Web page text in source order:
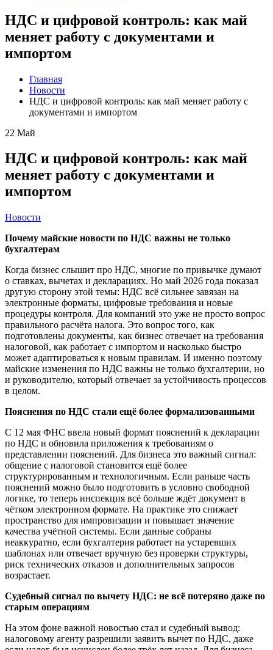
НДС и цифровой контроль: как май
меняет работу с документами и
импортом
Главная
Новости
НДС и цифровой контроль: как май меняет работу с
документами и импортом
22 Май
НДС и цифровой контроль: как май
меняет работу с документами и
импортом
Новости
Почему майские новости по НДС важны не только
бухгалтерам
Когда бизнес слышит про НДС, многие по привычке думают
о ставках, вычетах и декларациях. Но май 2026 года показал
другую сторону этой темы: НДС всё сильнее завязан на
электронные форматы, цифровые требования и новые
процедуры контроля. Для компаний это уже не просто вопрос
правильного расчёта налога. Это вопрос того, как
подготовлены документы, как бизнес отвечает на требования
налоговой, как работает с импортом и насколько быстро
может адаптироваться к новым правилам. И именно поэтому
майские изменения по НДС важны не только бухгалтерии, но
и руководителю, который отвечает за устойчивость процессов
в целом.
Пояснения по НДС стали ещё более формализованными
С 12 мая ФНС ввела новый формат пояснений к декларации
по НДС и обновила приложения к требованиям о
представлении пояснений. Для бизнеса это важный сигнал:
общение с налоговой становится ещё более
структурированным и технологичным. Если раньше часть
пояснений можно было подготовить в условно свободной
логике, то теперь инспекция всё больше ждёт документ в
чётком электронном формате. На практике это снижает
пространство для импровизации и повышает значение
качества учётной системы. Если данные собраны
неаккуратно, если бухгалтерия работает на устаревших
шаблонах или отвечает вручную без проверки структуры,
риск технических отказов и дополнительных запросов
возрастает.
Судебный сигнал по вычету НДС: не всё потеряно даже по
старым операциям
На этом фоне важной новостью стал и судебный вывод:
налоговому агенту разрешили заявить вычет по НДС, даже